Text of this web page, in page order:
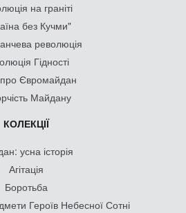
на граніті
без Кучми"
революція
Гідності
про Євромайдан
Майдану
КОЛЕКЦІЇ
усна історія
Агітація
Боротьба
Героїв Небесної Сотні